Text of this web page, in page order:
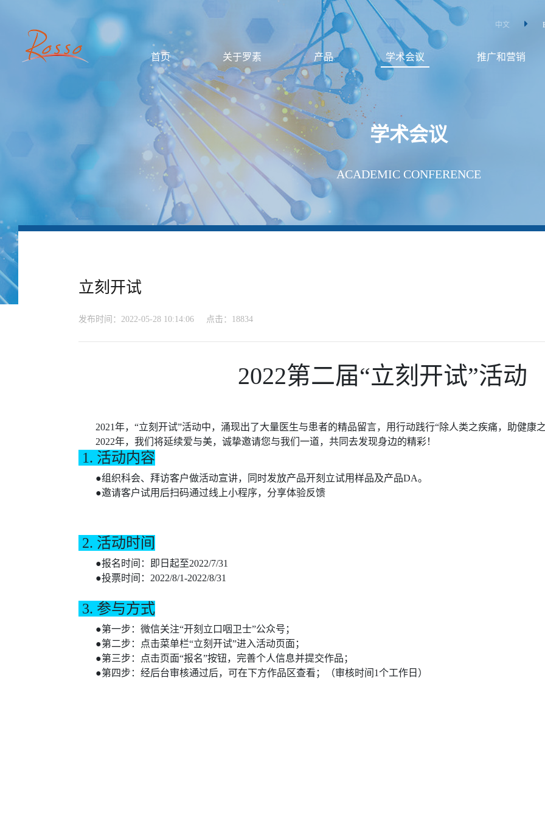
首页 关于罗素 产品 学术会议 推广和营销
中文
学术会议
ACADEMIC CONFERENCE
立刻开试
发布时间：2022-05-28 10:14:06 点击：18834
2022第二届“立刻开试”活动
2021年，“立刻开试”活动中，涌现出了大量医生与患者的精品留言，用行动践行“除人类之疾痛，助健康
2022年，我们将延续爱与美，诚挚邀请您与我们一道，共同去发现身边的精彩！
1. 活动内容
●组织科会、拜访客户做活动宣讲，同时发放产品开刻立试用样品及产品DA。
●邀请客户试用后扫码通过线上小程序，分享体验反馈
2. 活动时间
●报名时间：即日起至2022/7/31
●投票时间：2022/8/1-2022/8/31
3. 参与方式
●第一步：微信关注“开刻立口咽卫士”公众号；
●第二步：点击菜单栏“立刻开试”进入活动页面；
●第三步：点击页面“报名”按钮，完善个人信息并提交作品；
●第四步：经后台审核通过后，可在下方作品区查看；（审核时间1个工作日）